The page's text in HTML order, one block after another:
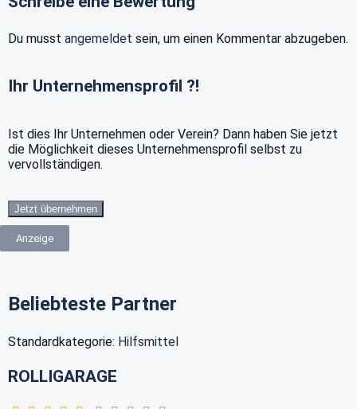
Du musst angemeldet sein, um einen Kommentar abzugeben.
Ihr Unternehmensprofil ?!
Ist dies Ihr Unternehmen oder Verein? Dann haben Sie jetzt
die Möglichkeit dieses Unternehmensprofil selbst zu
vervollständigen.
Jetzt übernehmen
Anzeige
Beliebteste Partner
Standardkategorie: Hilfsmittel
ROLLIGARAGE